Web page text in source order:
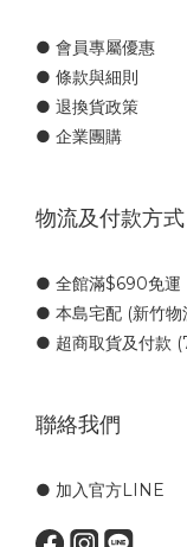
● 會員專屬優惠
● 條款與細則
● 退換貨政策
● 企業團購
物流及付款方式
● 全館滿$690免運
● 本島宅配 (新竹物
● 超商取貨及付款
聯絡我們
● 加入官方LINE